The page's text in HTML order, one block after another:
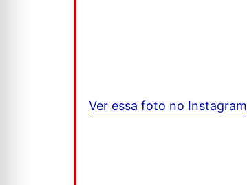
Ver essa foto no Instagram